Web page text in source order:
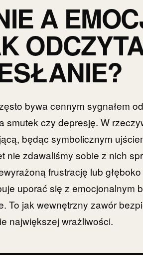
A
bywa cennym sygnałem
smutek czy depresję. W
będąc symbolicznym
nie zdawaliśmy sobie z nich
frustrację lub
uporać się z emocjonalnym
To jak wewnętrzny zawór
największej wrażliwości.